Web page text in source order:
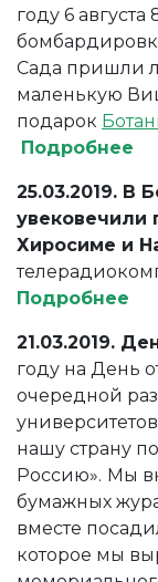
году 6
Сада пришли
маленькую
подарок
Подробнее
25.03.2019. В
увековечили
Хиросиме и
Подробнее
21.03.2019.
году на День
очередной
нашу страну
Россию». Мы
бумажных
вместе
которое мы